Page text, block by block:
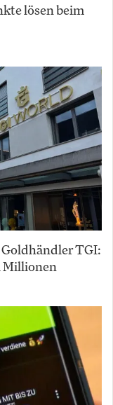
lösen beim
TGI:
Millionen